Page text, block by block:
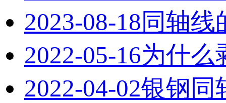
2023-08-18同轴线
2022-05-16为什么
2022-04-02银钢同